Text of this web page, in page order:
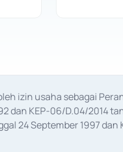
izin usaha sebagai
dan KEP-06/D.04/2014
24 September 1997